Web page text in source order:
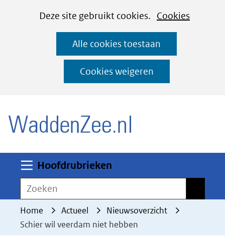
CookiesDeze site gebruikt cookies. Cookies
deze
worden
toegestaan
geweigerd.
Alle cookies toestaan
Cookies weigeren
Ga
naar
de
inhoud
Hoofdrubrieken
Zoeken
Home Actueel
Nieuwsoverzicht
Schier wil veerdam niet hebben